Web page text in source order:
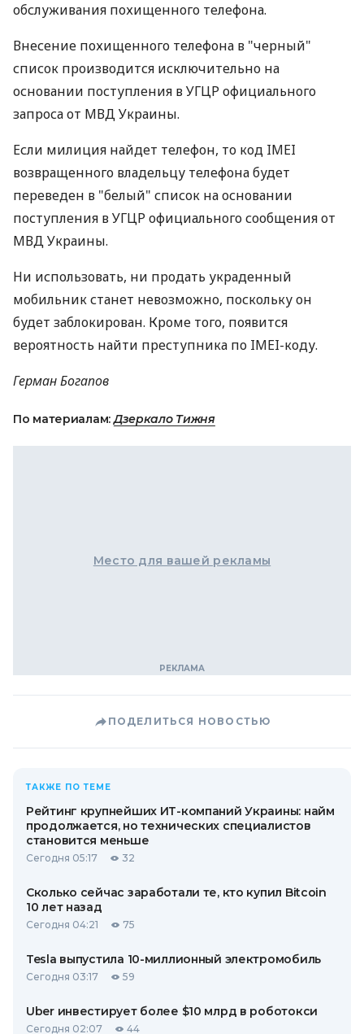
обслуживания похищенного телефона.
Внесение похищенного телефона в "черный"
список производится исключительно на
основании поступления в УГЦР официального
запроса от МВД Украины.
Если милиция найдет телефон, то код IMEI
возвращенного владельцу телефона будет
переведен в "белый" список на основании
поступления в УГЦР официального сообщения от
МВД Украины.
Ни использовать, ни продать украденный
мобильник станет невозможно, поскольку он
будет заблокирован. Кроме того, появится
вероятность найти преступника по IMEI-коду.
Герман Богапов
По материалам:Дзеркало Тижня
Место для вашей рекламы
ПОДЕЛИТЬСЯ НОВОСТЬЮ
ТАКЖЕ ПО ТЕМЕ
Рейтинг крупнейших ИТ-компаний Украины: найм
продолжается, но технических специалистов
становится меньше
Сегодня 05:17 32
Сколько сейчас заработали те, кто купил Bitcoin
10 лет назад
Сегодня 04:21 75
Tesla выпустила 10-миллионный электромобиль
Сегодня 03:17 59
Uber инвестирует более $10 млрд в роботокси
Сегодня 02:07 44